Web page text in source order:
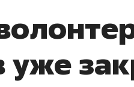
уже